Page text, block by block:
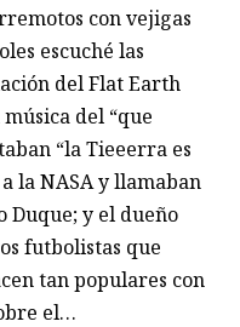
con vejigas
escuché las
del Flat Earth
del “que
“la Tieeerra es
la NASA y llamaban
Duque; y el dueño
futbolistas que
tan populares con
el…